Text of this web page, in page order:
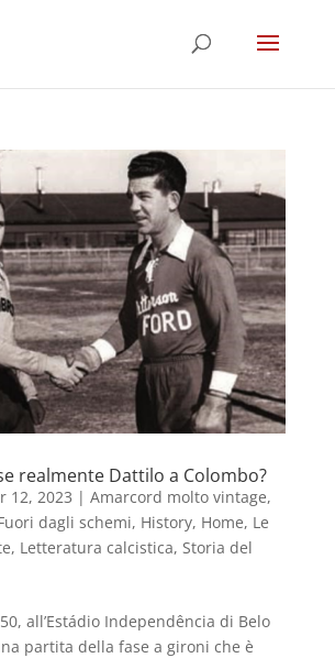
realmente Dattilo a Colombo?
12, 2023 | Amarcord molto vintage,
dagli schemi, History, Home, Le
, Letteratura calcistica, Storia del
all’Estádio Independência di Belo
partita della fase a gironi che è